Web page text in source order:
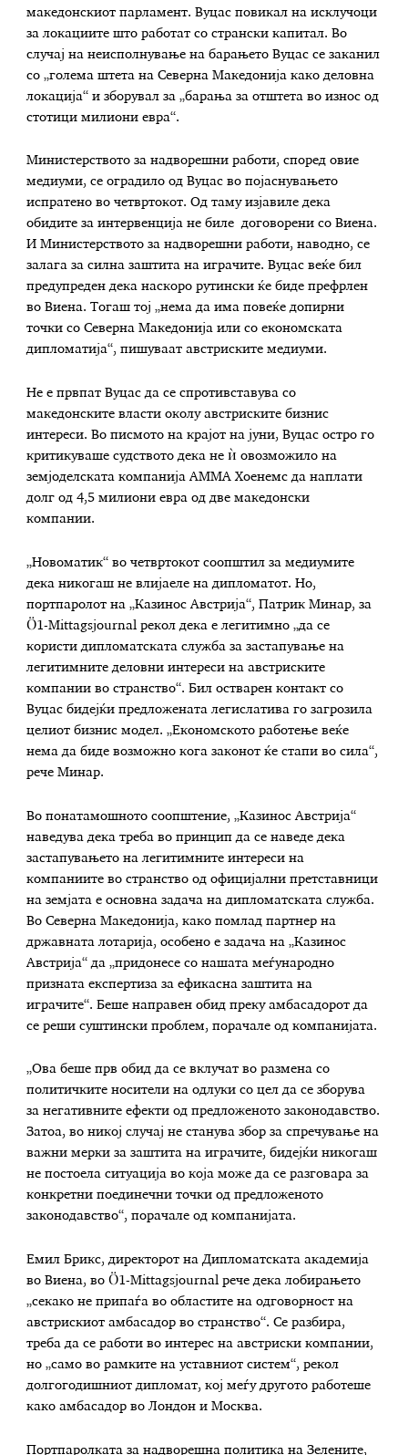
македонскиот парламент. Вуцас повикал на исклучоци
за локациите што работат со странски капитал. Во
случај на неисполнување на барањето Вуцас се заканил
со „голема штета на Северна Македонија како деловна
локација“ и зборувал за „барања за отштета во износ од
стотици милиони евра“.
Министерството за надворешни работи, според овие
медиуми, се оградило од Вуцас во појаснувањето
испратено во четвртокот. Од таму изјавиле дека
обидите за интервенција не биле договорени со Виена.
И Министерството за надворешни работи, наводно, се
залага за силна заштита на играчите. Вуцас веќе бил
предупреден дека наскоро рутински ќе биде префрлен
во Виена. Тогаш тој „нема да има повеќе допирни
точки со Северна Македонија или со економската
дипломатија“, пишуваат австриските медиуми.
Не е првпат Вуцас да се спротивставува со
македонските власти околу австриските бизнис
интереси. Во писмото на крајот на јуни, Вуцас остро го
критикуваше судството дека не ѝ овозможило на
земјоделската компанија АММА Хоенемс да наплати
долг од 4,5 милиони евра од две македонски
компании.
„Новоматик“ во четвртокот соопштил за медиумите
дека никогаш не влијаеле на дипломатот. Но,
портпаролот на „Казинос Австрија“, Патрик Минар, за
Ö1-Mittagsjournal рекол дека е легитимно „да се
користи дипломатската служба за застапување на
легитимните деловни интереси на австриските
компании во странство“. Бил остварен контакт со
Вуцас бидејќи предложената легислатива го загрозила
целиот бизнис модел. „Економското работење веќе
нема да биде возможно кога законот ќе стапи во сила“,
рече Минар.
Во понатамошното соопштение, „Казинос Австрија“
наведува дека треба во принцип да се наведе дека
застапувањето на легитимните интереси на
компаниите во странство од официјални претставници
на земјата е основна задача на дипломатската служба.
Во Северна Македонија, како помлад партнер на
државната лотарија, особено е задача на „Казинос
Австрија“ да „придонесе со нашата меѓународно
призната експертиза за ефикасна заштита на
играчите“. Беше направен обид преку амбасадорот да
се реши суштински проблем, порачале од компанијата.
„Ова беше прв обид да се вклучат во размена со
политичките носители на одлуки со цел да се зборува
за негативните ефекти од предложеното законодавство.
Затоа, во никој случај не станува збор за спречување на
важни мерки за заштита на играчите, бидејќи никогаш
не постоела ситуација во која може да се разговара за
конкретни поединечни точки од предложеното
законодавство“, порачале од компанијата.
Емил Брикс, директорот на Дипломатската академија
во Виена, во Ö1-Mittagsjournal рече дека лобирањето
„секако не припаѓа во областите на одговорност на
австрискиот амбасадор во странство“. Се разбира,
треба да се работи во интерес на австриски компании,
но „само во рамките на уставниот систем“, рекол
долгогодишниот дипломат, кој меѓу другото работеше
како амбасадор во Лондон и Москва.
Портпаролката за надворешна политика на Зелените,